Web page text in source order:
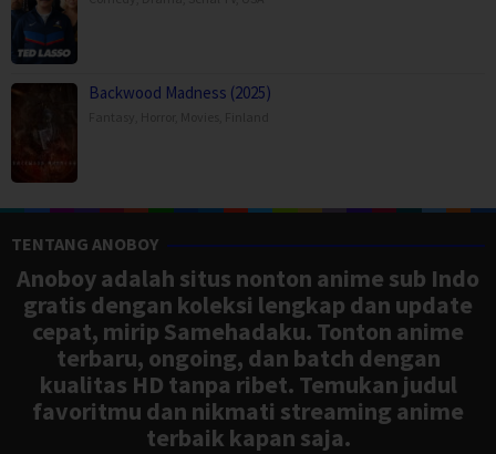
Backwood Madness (2025)
TENTANG ANOBOY
Anoboy adalah situs nonton anime sub Indo
gratis dengan koleksi lengkap dan update
cepat, mirip Samehadaku. Tonton anime
terbaru, ongoing, dan batch dengan
kualitas HD tanpa ribet. Temukan judul
favoritmu dan nikmati streaming anime
terbaik kapan saja.